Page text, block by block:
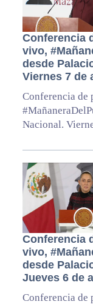
Conferencia
vivo,
desde
Viernes 7 de
Conferencia de
Nacional.
Conferencia
vivo,
desde
Jueves 6 de
Conferencia de